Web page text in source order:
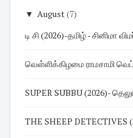
▼ August(7)
டி சி (2026)-தமிழ் - சினிமா
வெள்ளிக்கிழமை ராமசாமி
THE SHEEP DETECTIVES